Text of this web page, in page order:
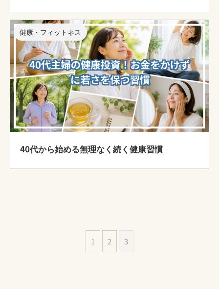
健康・フィットネス
40代から始める無理なく続く健康習慣
1 2 3